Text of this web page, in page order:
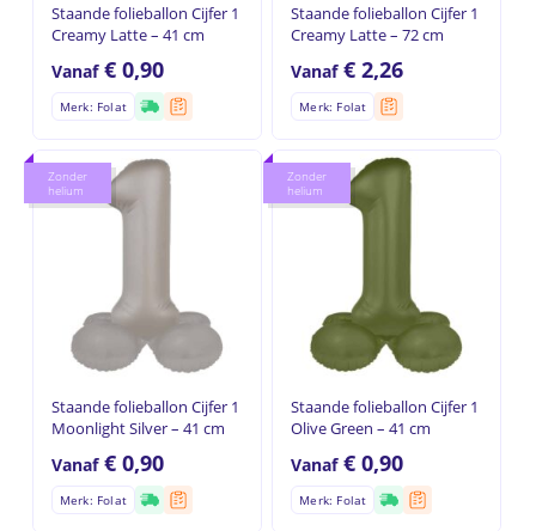
Staande folieballon Cijfer 1
Creamy Latte – 41 cm
Vanaf€ 0,90
Merk: Folat
Staande folieballon Cijfer 1
Creamy Latte – 72 cm
Vanaf€2,26
Merk: Folat
Zonder
helium
Staande folieballon Cijfer 1
Moonlight Silver – 41 cm
Vanaf€ 0,90
Merk: Folat
Zonder
helium
Staande folieballon Cijfer 1
Olive Green – 41 cm
Vanaf€0,90
Merk: Folat